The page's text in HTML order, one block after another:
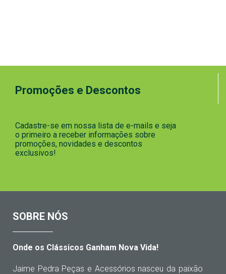
Promoções e Descontos
Cadastre-se em nossa lista de e-mails e seja
o primeiro a receber informações sobre
promoções, novidades e descontos
exclusivos!
SOBRE NÓS
Onde os Clássicos Ganham Nova Vida!
Jaime Pedra Peças e Acessórios nasceu da paixão